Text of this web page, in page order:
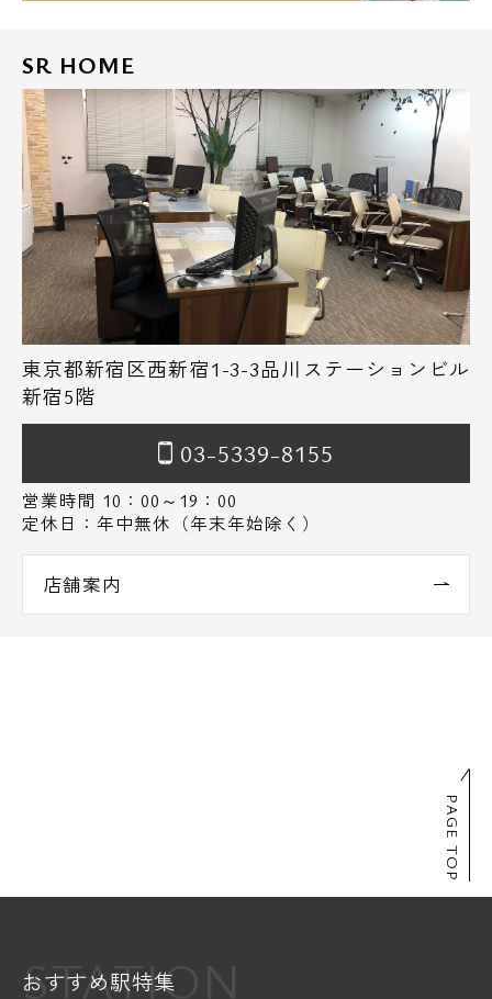
SR HOME
東京都新宿区西新宿1-3-3品川ステーションビル
新宿5階
03-5339-8155
営業時間 10：00～19：00
定休日：年中無休（年末年始除く）
店舗案内
PAGE TOP
STATION
おすすめ駅特集